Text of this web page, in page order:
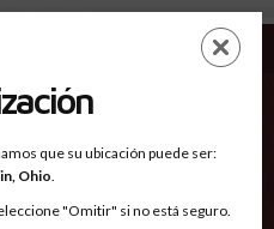
Reconocidos
EN
que su ubicación puede ser:
Ohio.
"Omitir" si no está seguro.